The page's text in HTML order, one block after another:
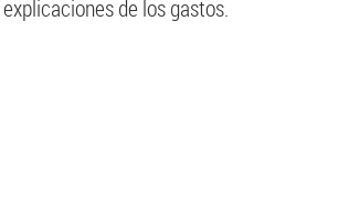
de los gastos.